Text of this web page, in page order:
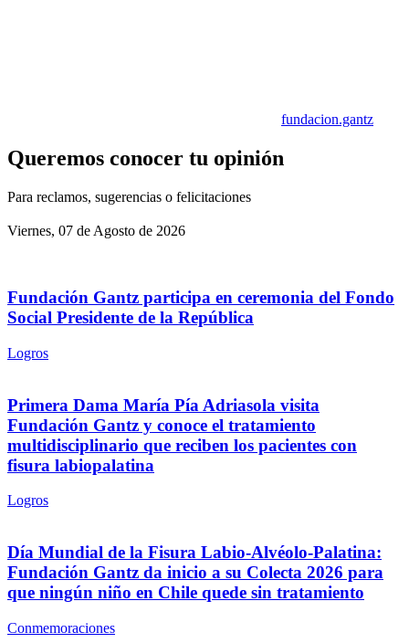
fundacion.gantz
Queremos conocer tu opinión
Para reclamos, sugerencias o felicitaciones
Viernes, 07 de Agosto de 2026
Fundación Gantz participa en ceremonia del Fondo
Social Presidente de la República
Logros
Primera Dama María Pía Adriasola visita
Fundación Gantz y conoce el tratamiento
multidisciplinario que reciben los pacientes con
fisura labiopalatina
Logros
Día Mundial de la Fisura Labio-Alvéolo-Palatina:
Fundación Gantz da inicio a su Colecta 2026 para
que ningún niño en Chile quede sin tratamiento
Conmemoraciones